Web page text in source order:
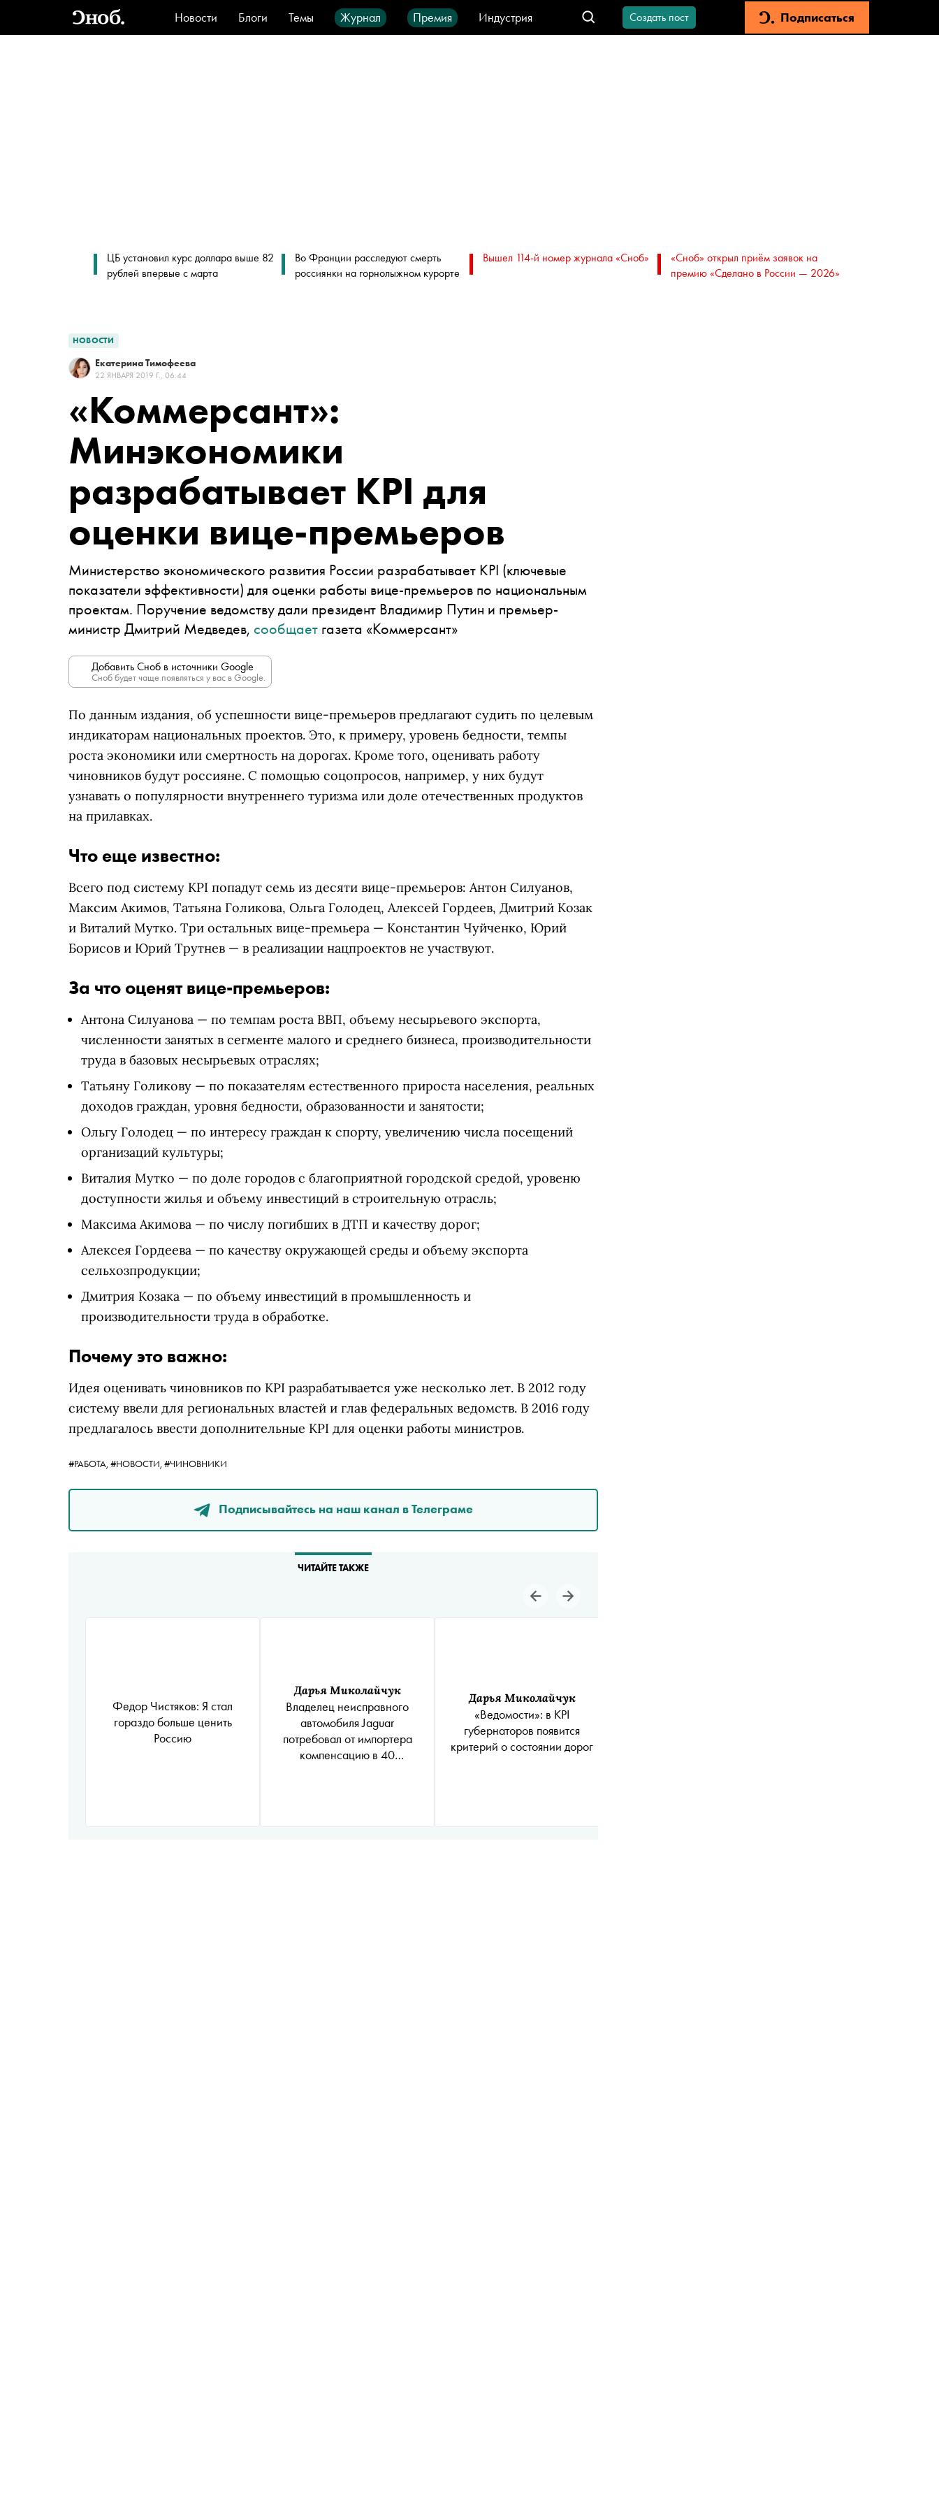
Новости Блоги Темы Журнал Премия
Индустрия
Стиль
Видео Город IT-продукты
Создать пост Подписаться
ЦБ установил курс доллара выше 82
рублей впервые с марта
Во Франции расследуют смерть
россиянки на горнолыжном курорте
Вышел 114-й номер журнала «Сноб»
«Сноб» открыл приём заявок на
премию «Сделано в России — 2026»
НОВОСТИ
Екатерина Тимофеева
22 ЯНВАРЯ 2019 Г., 06:44
«Коммерсант»:
Минэкономики
разрабатывает KPI для
оценки вице-премьеров
Министерство экономического развития России разрабатывает KPI (ключевые
показатели эффективности) для оценки работы вице-премьеров по национальным
проектам. Поручение ведомству дали президент Владимир Путин и премьер-
министр Дмитрий Медведев, сообщает газета «Коммерсант»
Добавить Сноб в источники Google
Сноб будет чаще появляться у вас в Google.
По данным издания, об успешности вице-премьеров предлагают судить по целевым
индикаторам национальных проектов. Это, к примеру, уровень бедности, темпы
роста экономики или смертность на дорогах. Кроме того, оценивать работу
чиновников будут россияне. С помощью соцопросов, например, у них будут
узнавать о популярности внутреннего туризма или доле отечественных продуктов
на прилавках.
Что еще известно:
Всего под систему KPI попадут семь из десяти вице-премьеров: Антон Силуанов,
Максим Акимов, Татьяна Голикова, Ольга Голодец, Алексей Гордеев, Дмитрий Козак
и Виталий Мутко. Три остальных вице-премьера — Константин Чуйченко, Юрий
Борисов и Юрий Трутнев — в реализации нацпроектов не участвуют.
За что оценят вице-премьеров:
Антона Силуанова — по темпам роста ВВП, объему несырьевого экспорта,
численности занятых в сегменте малого и среднего бизнеса, производительности
труда в базовых несырьевых отраслях;
Татьяну Голикову — по показателям естественного прироста населения, реальных
доходов граждан, уровня бедности, образованности и занятости;
Ольгу Голодец — по интересу граждан к спорту, увеличению числа посещений
организаций культуры;
Виталия Мутко — по доле городов с благоприятной городской средой, уровеню
доступности жилья и объему инвестиций в строительную отрасль;
Максима Акимова — по числу погибших в ДТП и качеству дорог;
Алексея Гордеева — по качеству окружающей среды и объему экспорта
сельхозпродукции;
Дмитрия Козака — по объему инвестиций в промышленность и
производительности труда в обработке.
Почему это важно:
Идея оценивать чиновников по KPI разрабатывается уже несколько лет. В 2012 году
систему ввели для региональных властей и глав федеральных ведомств. В 2016 году
предлагалось ввести дополнительные KPI для оценки работы министров.
#РАБОТА, #НОВОСТИ, #ЧИНОВНИКИ
Подписывайтесь на наш канал в Телеграме
ЧИТАЙТЕ ТАКЖЕ
Федор Чистяков: Я стал
гораздо больше ценить
Россию
Дарья Миколайчук
Владелец неисправного
автомобиля Jaguar
потребовал от импортера
компенсацию в 40
Дарья Миколайчук
«Ведомости»: в KPI
губернаторов появится
критерий о состоянии дорог